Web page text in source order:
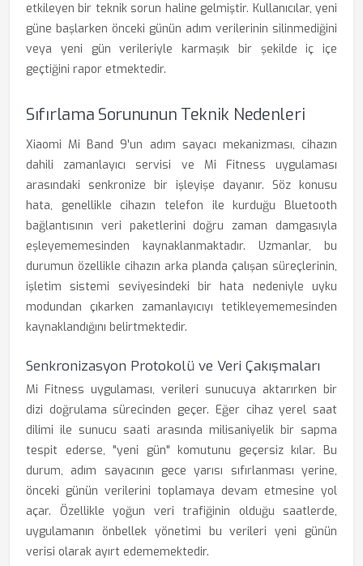
etkileyen bir teknik sorun haline gelmiştir. Kullanıcılar, yeni
güne başlarken önceki günün adım verilerinin silinmediğini
veya yeni gün verileriyle karmaşık bir şekilde iç içe
geçtiğini rapor etmektedir.
Sıfırlama Sorununun Teknik Nedenleri
Xiaomi Mi Band 9'un adım sayacı mekanizması, cihazın
dahili zamanlayıcı servisi ve Mi Fitness uygulaması
arasındaki senkronize bir işleyişe dayanır. Söz konusu
hata, genellikle cihazın telefon ile kurduğu Bluetooth
bağlantısının veri paketlerini doğru zaman damgasıyla
eşleyememesinden kaynaklanmaktadır. Uzmanlar, bu
durumun özellikle cihazın arka planda çalışan süreçlerinin,
işletim sistemi seviyesindeki bir hata nedeniyle uyku
modundan çıkarken zamanlayıcıyı tetikleyememesinden
kaynaklandığını belirtmektedir.
Senkronizasyon Protokolü ve Veri Çakışmaları
Mi Fitness uygulaması, verileri sunucuya aktarırken bir
dizi doğrulama sürecinden geçer. Eğer cihaz yerel saat
dilimi ile sunucu saati arasında milisaniyelik bir sapma
tespit ederse, "yeni gün" komutunu geçersiz kılar. Bu
durum, adım sayacının gece yarısı sıfırlanması yerine,
önceki günün verilerini toplamaya devam etmesine yol
açar. Özellikle yoğun veri trafiğinin olduğu saatlerde,
uygulamanın önbellek yönetimi bu verileri yeni günün
verisi olarak ayırt edememektedir.